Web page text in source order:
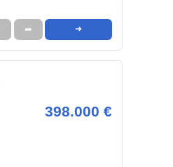
➦ ➜
398.000 €